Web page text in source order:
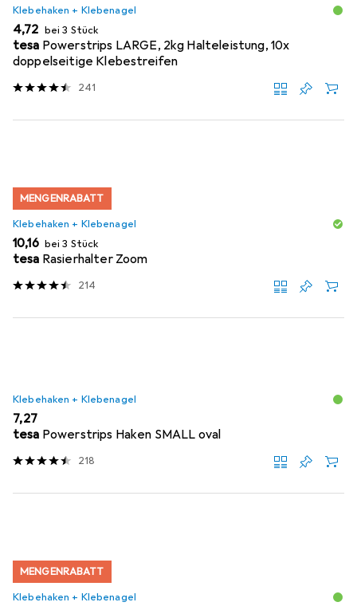
Klebehaken + Klebenagel
EUR
4,72 bei 3 Stück
tesa Powerstrips LARGE, 2kg Halteleistung, 10x
doppelseitige Klebestreifen
241
MENGENRABATT
Klebehaken + Klebenagel
EUR
10,16 bei 3 Stück
tesa Rasierhalter Zoom
214
Klebehaken + Klebenagel
EUR
7,27
tesa Powerstrips Haken SMALL oval
218
MENGENRABATT
Klebehaken + Klebenagel